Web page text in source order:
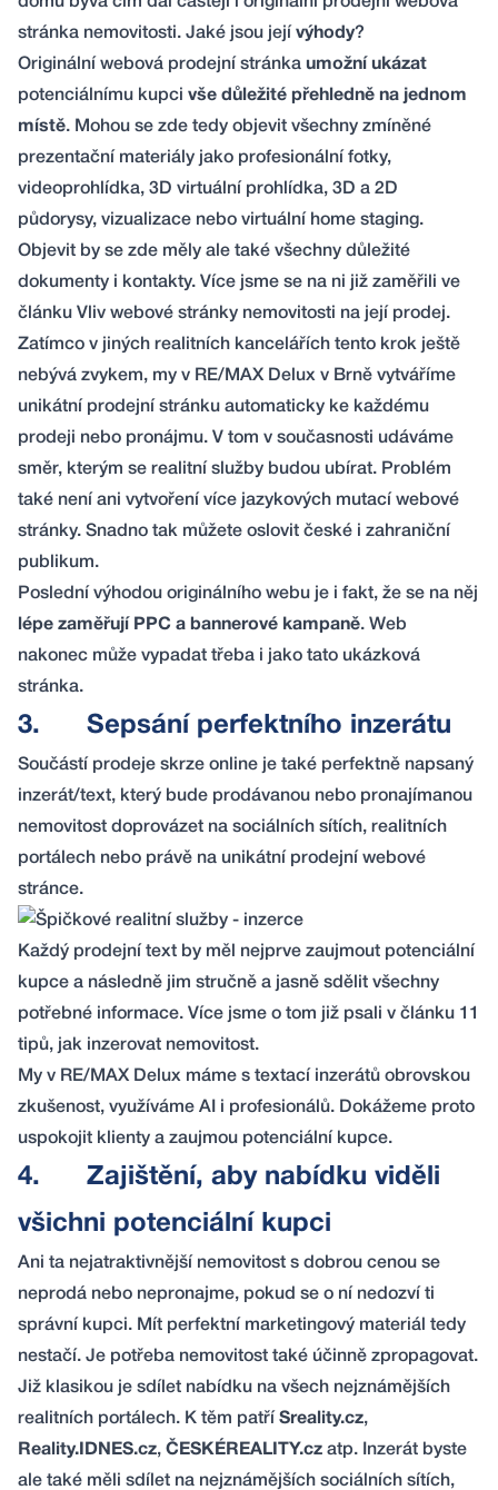
stránka nemovitosti. Jaké jsou její výhody?
Originální webová prodejní stránka umožní ukázat
potenciálnímu kupci vše důležité přehledně na jednom
místě. Mohou se zde tedy objevit všechny zmíněné
prezentační materiály jako profesionální fotky,
videoprohlídka, 3D virtuální prohlídka, 3D a 2D
půdorysy, vizualizace nebo virtuální home staging.
Objevit by se zde měly ale také všechny důležité
dokumenty i kontakty. Více jsme se na ni již zaměřili ve
článku Vliv webové stránky nemovitosti na její prodej.
Zatímco v jiných realitních kancelářích tento krok ještě
nebývá zvykem, my v RE/MAX Delux v Brně vytváříme
unikátní prodejní stránku automaticky ke každému
prodeji nebo pronájmu. V tom v současnosti udáváme
směr, kterým se realitní služby budou ubírat. Problém
také není ani vytvoření více jazykových mutací webové
stránky. Snadno tak můžete oslovit české i zahraniční
publikum.
Poslední výhodou originálního webu je i fakt, že se na něj
lépe zaměřují PPC a bannerové kampaně. Web
nakonec může vypadat třeba i jako tato ukázková
stránka.
3. Sepsání perfektního inzerátu
Součástí prodeje skrze online je také perfektně napsaný
inzerát/text, který bude prodávanou nebo pronajímanou
nemovitost doprovázet na sociálních sítích, realitních
portálech nebo právě na unikátní prodejní webové
stránce.
Každý prodejní text by měl nejprve zaujmout potenciální
kupce a následně jim stručně a jasně sdělit všechny
potřebné informace. Více jsme o tom již psali v článku 11
tipů, jak inzerovat nemovitost.
My v RE/MAX Delux máme s textací inzerátů obrovskou
zkušenost, využíváme AI i profesionálů. Dokážeme proto
uspokojit klienty a zaujmou potenciální kupce.
4.
Zajištění, aby nabídku viděli
všichni potenciální kupci
Ani ta nejatraktivnější nemovitost s dobrou cenou se
neprodá nebo nepronajme, pokud se o ní nedozví ti
správní kupci. Mít perfektní marketingový materiál tedy
nestačí. Je potřeba nemovitost také účinně zpropagovat.
Již klasikou je sdílet nabídku na všech nejznámějších
realitních portálech. K těm patří Sreality.cz,
Reality.IDNES.cz, ČESKÉREALITY.cz atp. Inzerát byste
ale také měli sdílet na nejznámějších sociálních sítích,